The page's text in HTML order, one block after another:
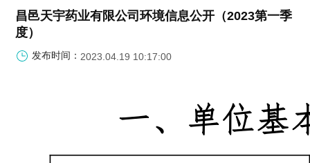
昌邑天宇药业有限公司环境信息公开（2023第一季
度）
发布时间： 2023.04.19 10:17:00